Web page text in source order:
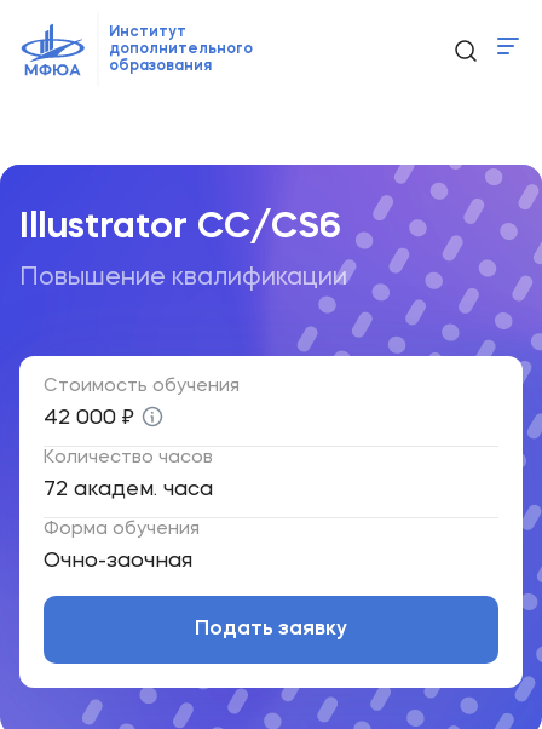
Институт
дополнительного
образования
Контакты
ido@mfua.ru
Выбрать программу
Illustrator СС/CS6
Повышение квалификации
Стоимость обучения
42 000 ₽
Количество часов
72 академ. часа
Форма обучения
Очно-заочная
Подать заявку